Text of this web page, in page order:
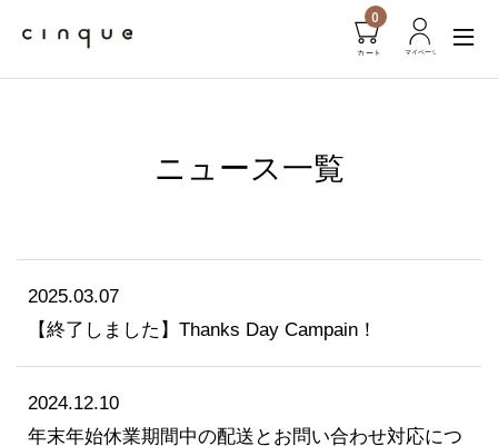
0
ニュース一覧
2025.03.07
【終了しました】Thanks Day Campain！
2024.12.10
年末年始休業期間中の配送とお問い合わせ対応につ